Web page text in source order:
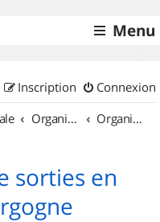
Menu
Connexion
Inscription
Organisation de sorties & Recherche de partenaires Organisation de sorties en région Bourgogne
sorties en